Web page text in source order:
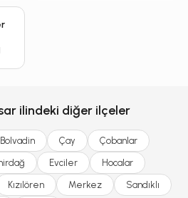
ilindeki diğer ilçeler
Bolvadin Çay Çobanlar
Evciler Hocalar
Kızılören Merkez Sandıklı